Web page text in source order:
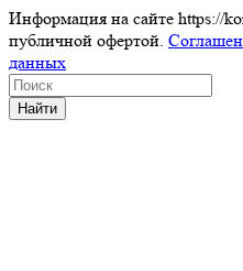
Информация на сайте https://
публичной офертой.
данных
Найти